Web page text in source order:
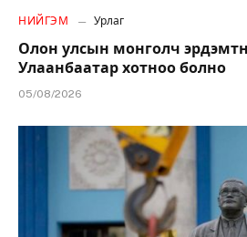
НИЙГЭМ Урлаг
Олон улсын монголч
Улаанбаатар хотноо болно
05/08/2026